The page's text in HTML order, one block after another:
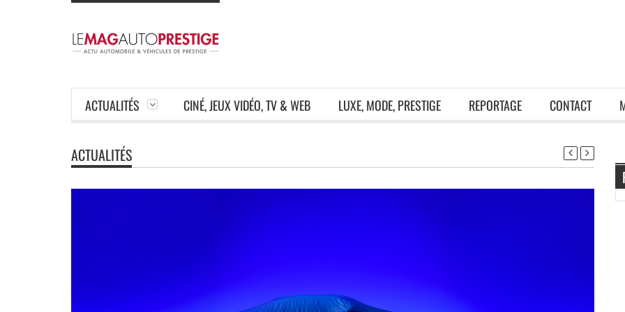
ACTUALITÉS CINÉ, JEUX VIDÉO, TV & WEB LUXE, MODE, PRESTIGE REPORTAGE CONTACT
ACTUALITÉS